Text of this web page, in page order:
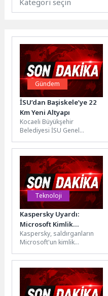
Gündem
İSU’dan Başiskele’ye 22
Km Yeni Altyapı
Kocaeli Büyükşehir
Belediyesi İSU Genel
sürdürdüğü altyapı
yatırımları kapsamında
Başiskele ilçesinde önemli...
Teknoloji
Kaspersky Uyardı:
Microsoft Kimlik
Doğrulama
Mekanizmasını Hedef
Alan Oltalama Saldırısı
Kaspersky, saldırganların
Microsoft'un kimlik
kötüye kullandığı bir
oltalama (phishing)
kampanyasına ilişkin yeni
bir rapor yayımladı....